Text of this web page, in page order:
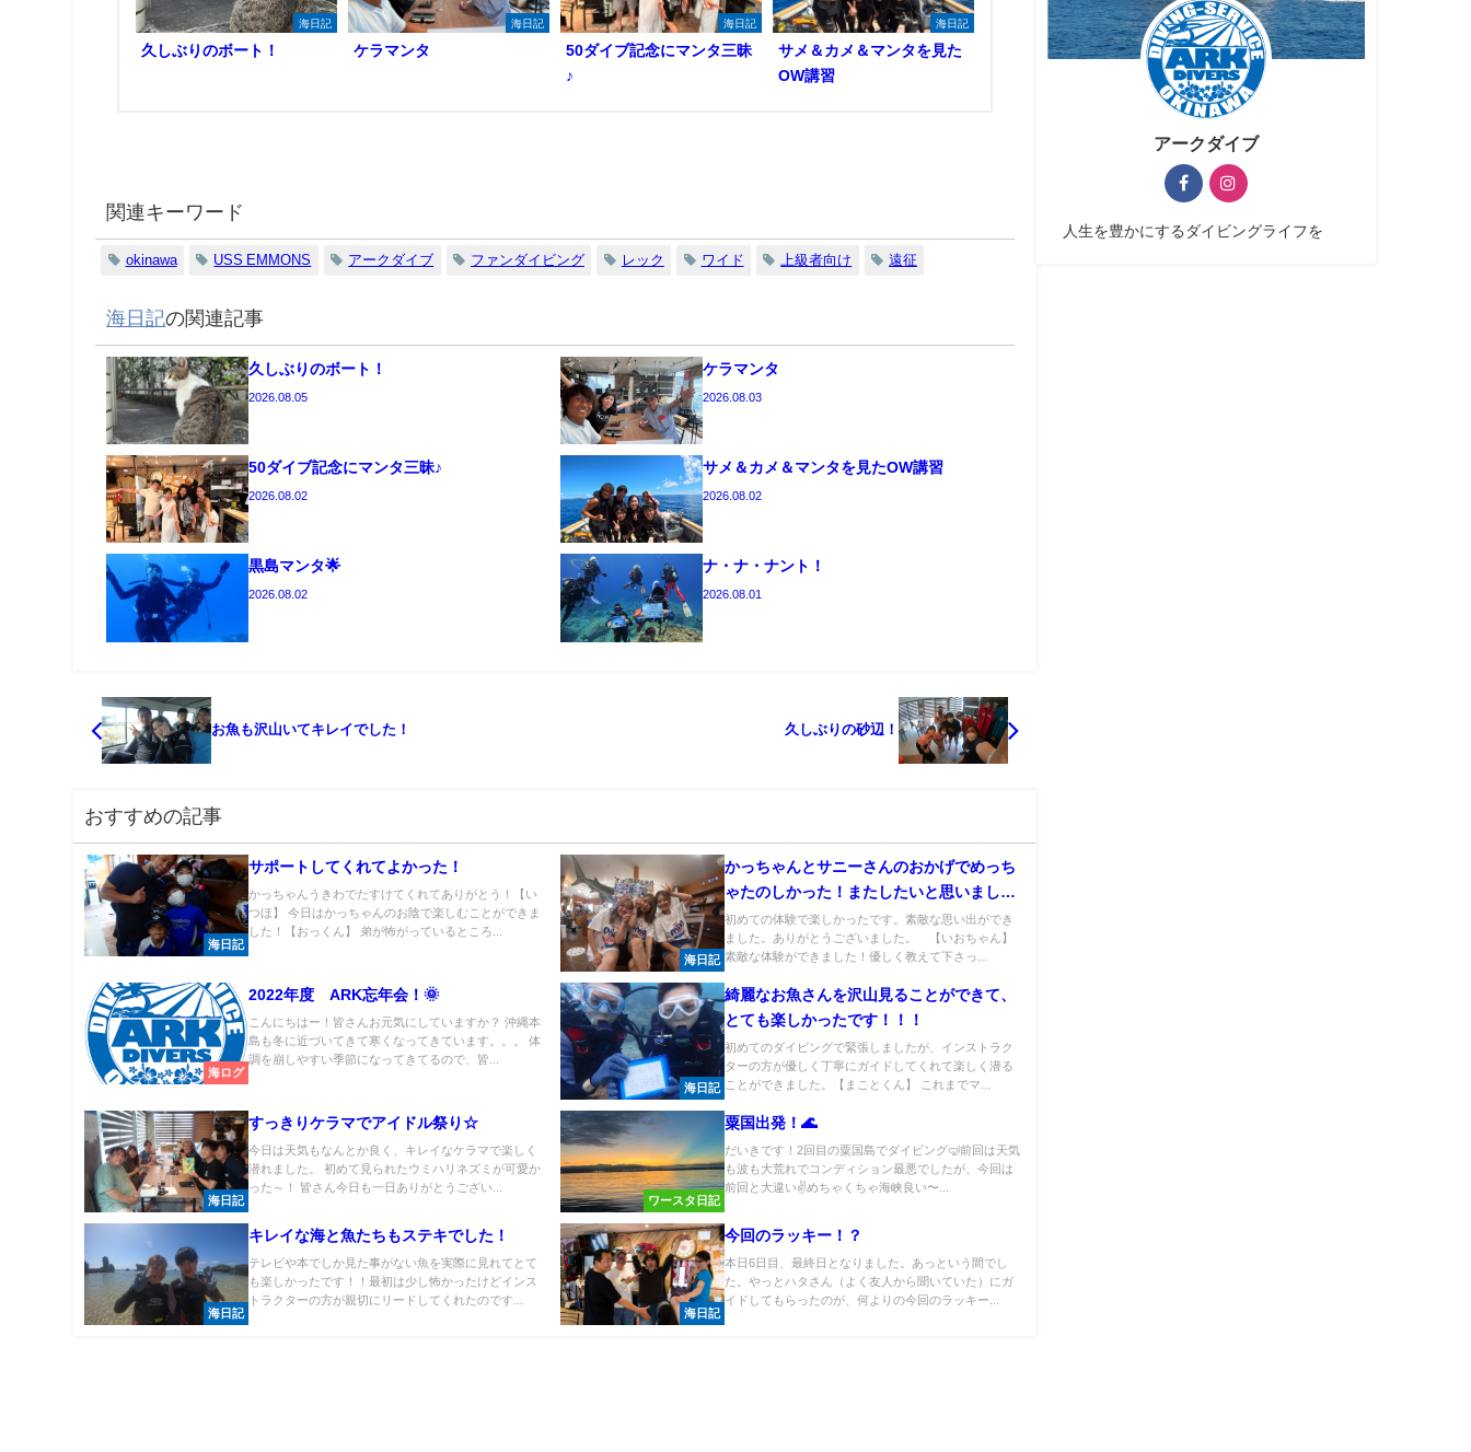
海日記
久しぶりのボート！
海日記
ケラマンタ
海日記
50ダイブ記念にマンタ三昧
♪
海日記
サメ＆カメ＆マンタを見た
OW講習
関連キーワード
okinawa USS EMMONS アークダイブ ファンダイビング レック ワイド 上級者向け 遠征
海日記の関連記事
久しぶりのボート！
2026.08.05
ケラマンタ
2026.08.03
50ダイブ記念にマンタ三昧♪
2026.08.02
サメ＆カメ＆マンタを見たOW講習
2026.08.02
黒島マンタ🌟
2026.08.02
ナ・ナ・ナント！
2026.08.01
お魚も沢山いてキレイでした！ 久しぶりの砂辺！
おすすめの記事
海日記
サポートしてくれてよかった！
かっちゃんうきわでたすけてくれてありがとう！【い
つほ】 今日はかっちゃんのお陰で楽しむことができま
した！【おっくん】 弟が怖がっているところ...
海日記
かっちゃんとサニーさんのおかげでめっち
ゃたのしかった！またしたいと思いまし
た！！
初めての体験で楽しかったです。素敵な思い出ができ
ました。ありがとうございました。 【いおちゃん】
素敵な体験ができました！優しく教えて下さっ...
海ログ
2022年度 ARK忘年会！🌞
こんにちはー！皆さんお元気にしていますか？ 沖縄本
島も冬に近づいてきて寒くなってきています。。。 体
調を崩しやすい季節になってきてるので、皆...
海日記
綺麗なお魚さんを沢山見ることができて、
とても楽しかったです！！！
初めてのダイビングで緊張しましたが、インストラク
ターの方が優しく丁寧にガイドしてくれて楽しく潜る
ことができました。【まことくん】 これまでマ...
海日記
すっきりケラマでアイドル祭り☆
今日は天気もなんとか良く、キレイなケラマで楽しく
潜れました。 初めて見られたウミハリネズミが可愛か
った～！ 皆さん今日も一日ありがとうござい...
ワースタ日記
粟国出発！🌊
だいきです！2回目の粟国島でダイビング🤿前回は天気
も波も大荒れでコンディション最悪でしたが、今回は
前回と大違い✌️めちゃくちゃ海峡良い〜...
海日記
キレイな海と魚たちもステキでした！
テレビや本でしか見た事がない魚を実際に見れてとて
も楽しかったです！！最初は少し怖かったけどインス
トラクターの方が親切にリードしてくれたのです...
海日記
今回のラッキー！？
本日6日目、最終日となりました。あっという間でし
た。やっとハタさん（よく友人から聞いていた）にガ
イドしてもらったのが、何よりの今回のラッキー...
アークダイブ
人生を豊かにするダイビングライフを